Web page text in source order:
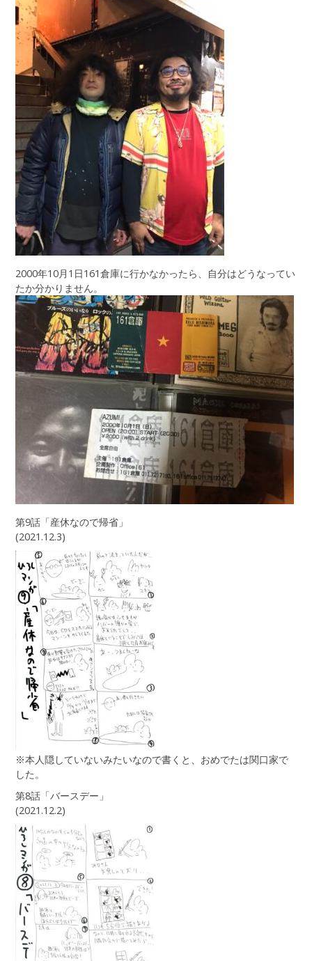
2000年10月1日161倉庫に行かなかったら、自分はどうなってい
たか分かりません。
第9話「産休なので帰省」
(2021.12.3)
※本人隠していないみたいなので書くと、おめでたは関口家で
した。
第8話「バースデー」
(2021.12.2)